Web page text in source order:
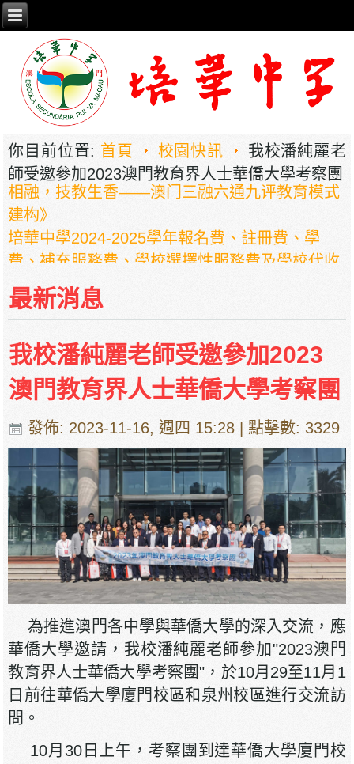
你目前位置: 首頁 校園快訊
我校潘純麗老
師受邀參加2023澳門教育界人士華僑大學考察團
2026年职业教育国家教学成果奖申报——《普职
相融，技教生香——澳门三融六通九评教育模式
建构》
培華中學2024-2025學年報名費、註冊費、學
費、補充服務費、學校選擇性服務費及學校代收
培華中學收費項目一覽表
停課通知
最新消息
我校潘純麗老師受邀參加2023
澳門教育界人士華僑大學考察團
發佈: 2023-11-16, 週四 15:28 | 點擊數: 3329
為推進澳門各中學與華僑大學的深入交流，應
華僑大學邀請，我校潘純麗老師參加"2023澳門
教育界人士華僑大學考察團"，於10月29至11月1
日前往華僑大學廈門校區和泉州校區進行交流訪
問。
10月30日上午，考察團到達華僑大學廈門校